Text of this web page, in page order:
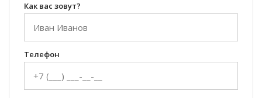
Как вас зовут?
Телефон